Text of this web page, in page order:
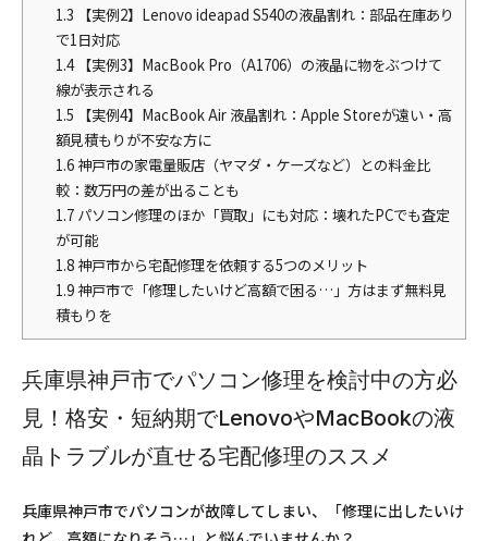
1.3 【実例2】Lenovo ideapad S540の液晶割れ：部品在庫あり
で1日対応
1.4【実例3】MacBook Pro（A1706）の液晶に物をぶつけて
線が表示される
1.5 【実例4】MacBook Air 液晶割れ：Apple Storeが遠い・高
額見積もりが不安な方に
1.6神戸市の家電量販店（ヤマダ・ケーズなど）との料金比
較：数万円の差が出ることも
1.7パソコン修理のほか「買取」にも対応：壊れたPCでも査定
が可能
1.8神戸市から宅配修理を依頼する5つのメリット
1.9神戸市で「修理したいけど高額で困る…」方はまず無料見
積もりを
兵庫県神戸市でパソコン修理を検討中の方必
見！格安・短納期でLenovoやMacBookの液
晶トラブルが直せる宅配修理のススメ
兵庫県神戸市でパソコンが故障してしまい、「修理に出したいけ